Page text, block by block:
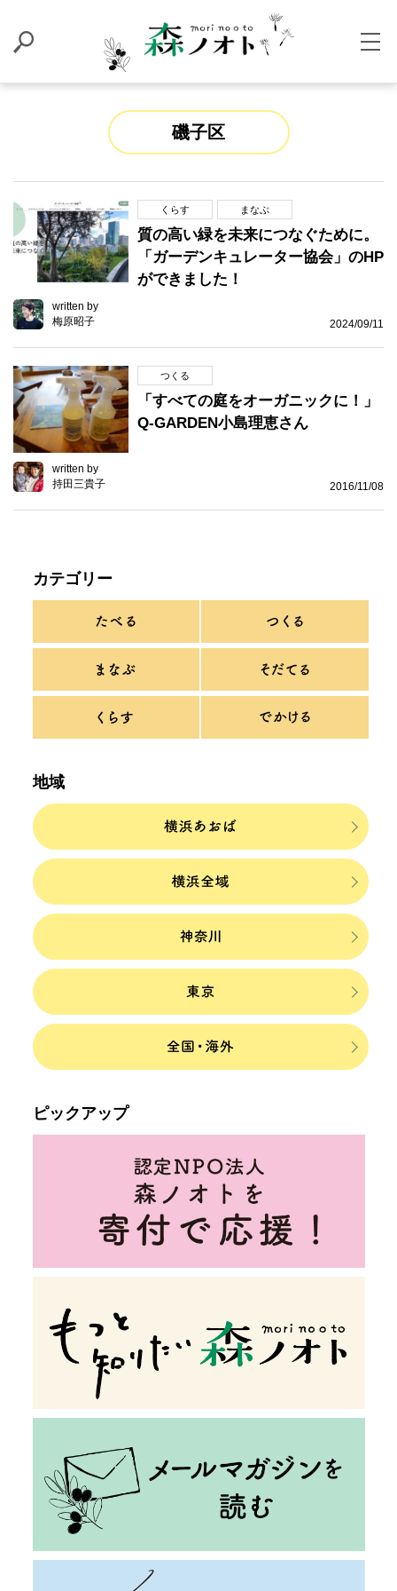
磯子区
くらす まなぶ
質の高い緑を未来につなぐために。
「ガーデンキュレーター協会」のHP
ができました！
written by
梅原昭子
2024/09/11
つくる
「すべての庭をオーガニックに！」
Q-GARDEN小島理恵さん
written by
持田三貴子
2016/11/08
カテゴリー
地域
ピックアップ